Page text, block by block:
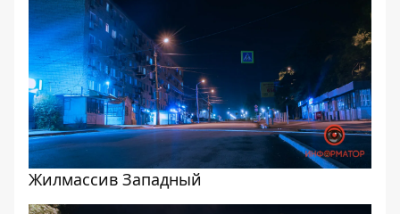
Жилмассив Западный